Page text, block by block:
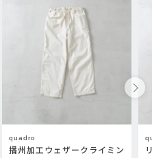
quadro
播州加工ウェザークライミン